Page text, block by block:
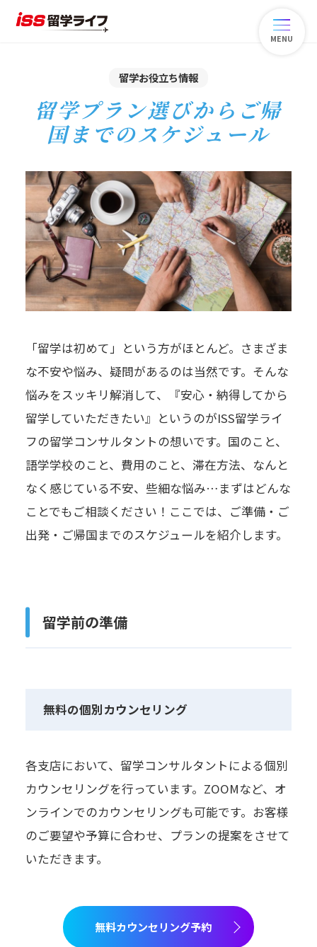
MENU
留学お役立ち情報
留学プラン選びからご帰
国までのスケジュール
「留学は初めて」という方がほとんど。さまざま
な不安や悩み、疑問があるのは当然です。そんな
悩みをスッキリ解消して、『安心・納得してから
留学していただきたい』というのがISS留学ライ
フの留学コンサルタントの想いです。国のこと、
語学学校のこと、費用のこと、滞在方法、なんと
なく感じている不安、些細な悩み…まずはどんな
ことでもご相談ください！ここでは、ご準備・ご
出発・ご帰国までのスケジュールを紹介します。
留学前の準備
無料の個別カウンセリング
各支店において、留学コンサルタントによる個別
カウンセリングを行っています。ZOOMなど、オ
ンラインでのカウンセリングも可能です。お客様
のご要望や予算に合わせ、プランの提案をさせて
いただきます。
無料カウンセリング予約